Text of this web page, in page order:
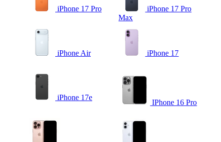
iPhone 17 Pro
iPhone 17 Pro
Max
iPhone Air iPhone 17
iPhone 17e
IPhone 16 Pro